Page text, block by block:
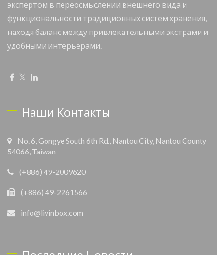
экспертом в переосмыслении внешнего вида и
функциональности традиционных систем хранения,
находя баланс между привлекательными экстрами и
удобными интерьерами.
Наши Контакты
No. 6, Gongye South 6th Rd., Nantou City, Nantou County
54066, Taiwan
(+886) 49-2009620
(+886) 49-2261566
info@livinbox.com